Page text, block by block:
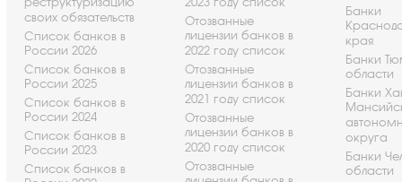
своих обязательств
Список банков в
России 2026
Список банков в
России 2025
Список банков в
России 2024
Список банков в
России 2023
Список банков в
Отозванные
лицензии банков в
2022 году список
Отозванные
лицензии банков в
2021 году список
Отозванные
лицензии банков в
2020 году список
Отозванные
Банки
края
Банки
области
Банки
округа
Банки
области